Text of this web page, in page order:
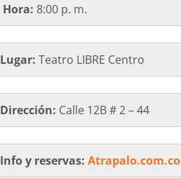
Hora: 8:00 p. m.
Lugar: Teatro LIBRE Centro
Dirección: Calle 12B # 2 – 44
Info y reservas: Atrapalo.com.co